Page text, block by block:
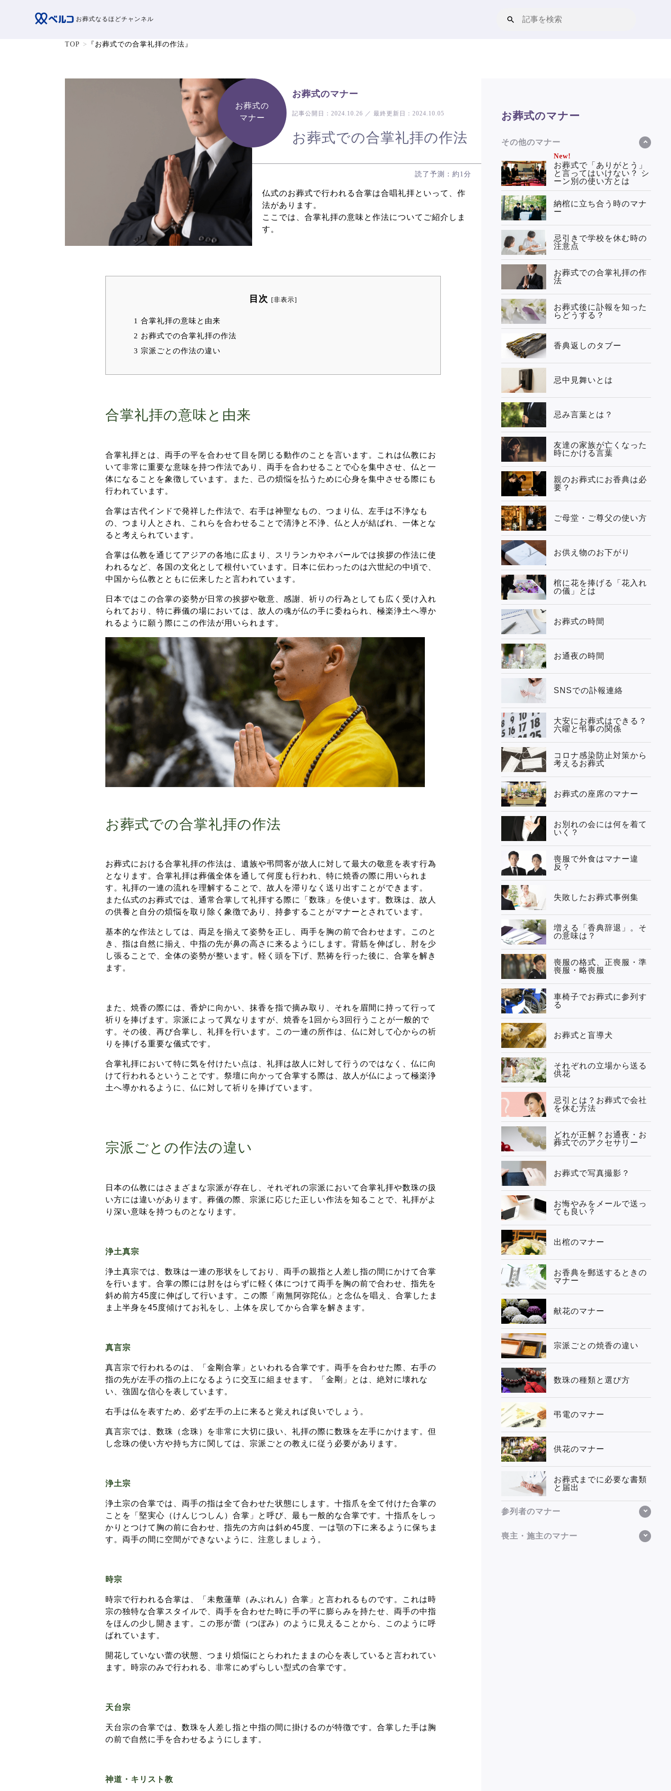
お葬式なるほどチャンネル
TOP 『お葬式での合掌礼拝の作法』
お葬式の
マナー
お葬式のマナー
記事公開日：2024.10.26 ／ 最終更新日：2024.10.05
お葬式での合掌礼拝の作法
読了予測：約1分
仏式のお葬式で行われる合掌は合唱礼拝といって、作
法があります。
ここでは、合掌礼拝の意味と作法についてご紹介しま
す。
目次 [非表示]
1 合掌礼拝の意味と由来
2 お葬式での合掌礼拝の作法
3 宗派ごとの作法の違い
合掌礼拝の意味と由来
合掌礼拝とは、両手の平を合わせて目を閉じる動作のことを言います。これは仏教にお
いて非常に重要な意味を持つ作法であり、両手を合わせることで心を集中させ、仏と一
体になることを象徴しています。また、己の煩悩を払うために心身を集中させる際にも
行われています。
合掌は古代インドで発祥した作法で、右手は神聖なもの、つまり仏、左手は不浄なも
の、つまり人とされ、これらを合わせることで清浄と不浄、仏と人が結ばれ、一体とな
ると考えられています。
合掌は仏教を通じてアジアの各地に広まり、スリランカやネパールでは挨拶の作法に使
われるなど、各国の文化として根付いています。日本に伝わったのは六世紀の中頃で、
中国から仏教とともに伝来したと言われています。
日本ではこの合掌の姿勢が日常の挨拶や敬意、感謝、祈りの行為としても広く受け入れ
られており、特に葬儀の場においては、故人の魂が仏の手に委ねられ、極楽浄土へ導か
れるように願う際にこの作法が用いられます。
お葬式での合掌礼拝の作法
お葬式における合掌礼拝の作法は、遺族や弔問客が故人に対して最大の敬意を表す行為
となります。合掌礼拝は葬儀全体を通して何度も行われ、特に焼香の際に用いられま
す。礼拝の一連の流れを理解することで、故人を滞りなく送り出すことができます。
また仏式のお葬式では、通常合掌して礼拝する際に「数珠」を使います。数珠は、故人
の供養と自分の煩悩を取り除く象徴であり、持参することがマナーとされています。
基本的な作法としては、両足を揃えて姿勢を正し、両手を胸の前で合わせます。このと
き、指は自然に揃え、中指の先が鼻の高さに来るようにします。背筋を伸ばし、肘を少
し張ることで、全体の姿勢が整います。軽く頭を下げ、黙祷を行った後に、合掌を解き
ます。
また、焼香の際には、香炉に向かい、抹香を指で摘み取り、それを眉間に持って行って
祈りを捧げます。宗派によって異なりますが、焼香を1回から3回行うことが一般的で
す。その後、再び合掌し、礼拝を行います。この一連の所作は、仏に対して心からの祈
りを捧げる重要な儀式です。
合掌礼拝において特に気を付けたい点は、礼拝は故人に対して行うのではなく、仏に向
けて行われるということです。祭壇に向かって合掌する際は、故人が仏によって極楽浄
土へ導かれるように、仏に対して祈りを捧げています。
宗派ごとの作法の違い
日本の仏教にはさまざまな宗派が存在し、それぞれの宗派において合掌礼拝や数珠の扱
い方には違いがあります。葬儀の際、宗派に応じた正しい作法を知ることで、礼拝がよ
り深い意味を持つものとなります。
浄土真宗
浄土真宗では、数珠は一連の形状をしており、両手の親指と人差し指の間にかけて合掌
を行います。合掌の際には肘をはらずに軽く体につけて両手を胸の前で合わせ、指先を
斜め前方45度に伸ばして行います。この際「南無阿弥陀仏」と念仏を唱え、合掌したま
ま上半身を45度傾けてお礼をし、上体を戻してから合掌を解きます。
真言宗
真言宗で行われるのは、「金剛合掌」といわれる合掌です。両手を合わせた際、右手の
指の先が左手の指の上になるように交互に組ませます。「金剛」とは、絶対に壊れな
い、強固な信心を表しています。
右手は仏を表すため、必ず左手の上に来ると覚えれば良いでしょう。
真言宗では、数珠（念珠）を非常に大切に扱い、礼拝の際に数珠を左手にかけます。但
し念珠の使い方や持ち方に関しては、宗派ごとの教えに従う必要があります。
浄土宗
浄土宗の合掌では、両手の指は全て合わせた状態にします。十指爪を全て付けた合掌の
ことを「堅実心（けんじつしん）合掌」と呼び、最も一般的な合掌です。十指爪をしっ
かりとつけて胸の前に合わせ、指先の方向は斜め45度、一は顎の下に来るように保ちま
す。両手の間に空間ができないように、注意しましょう。
時宗
時宗で行われる合掌は、「未敷蓮華（みぶれん）合掌」と言われるものです。これは時
宗の独特な合掌スタイルで、両手を合わせた時に手の平に膨らみを持たせ、両手の中指
をほんの少し開きます。この形が蕾（つぼみ）のように見えることから、このように呼
ばれています。
開花していない蕾の状態、つまり煩悩にとらわれたままの心を表していると言われてい
ます。時宗のみで行われる、非常にめずらしい型式の合掌です。
天台宗
天台宗の合掌では、数珠を人差し指と中指の間に掛けるのが特徴です。合掌した手は胸
の前で自然に手を合わせるようにします。
神道・キリスト教
お葬式のマナー
その他のマナー
New!
お葬式で「ありがとう」
と言ってはいけない？ シ
ーン別の使い方とは
納棺に立ち合う時のマナ
ー
忌引きで学校を休む時の
注意点
お葬式での合掌礼拝の作
法
お葬式後に訃報を知った
らどうする？
香典返しのタブー
忌中見舞いとは
忌み言葉とは？
友達の家族が亡くなった
時にかける言葉
親のお葬式にお香典は必
要？
ご母堂・ご尊父の使い方
お供え物のお下がり
棺に花を捧げる「花入れ
の儀」とは
お葬式の時間
お通夜の時間
SNSでの訃報連絡
大安にお葬式はできる？
六曜と弔事の関係
コロナ感染防止対策から
考えるお葬式
お葬式の座席のマナー
お別れの会には何を着て
いく？
喪服で外食はマナー違
反？
失敗したお葬式事例集
増える「香典辞退」。そ
の意味は？
喪服の格式、正喪服・準
喪服・略喪服
車椅子でお葬式に参列す
る
お葬式と盲導犬
それぞれの立場から送る
供花
忌引とは？お葬式で会社
を休む方法
どれが正解？お通夜・お
葬式でのアクセサリー
お葬式で写真撮影？
お悔やみをメールで送っ
ても良い？
出棺のマナー
お香典を郵送するときの
マナー
献花のマナー
宗派ごとの焼香の違い
数珠の種類と選び方
弔電のマナー
供花のマナー
お葬式までに必要な書類
と届出
参列者のマナー
喪主・施主のマナー